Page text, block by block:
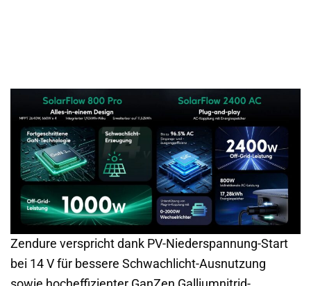
Zendure verspricht dank PV-Niederspannung-Start
bei 14 V für bessere Schwachlicht-Ausnutzung